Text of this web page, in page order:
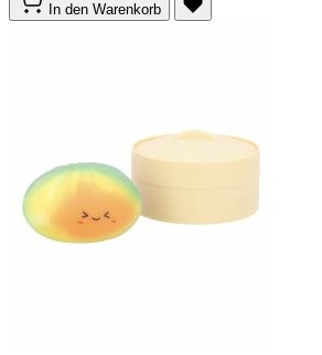
In den Warenkorb